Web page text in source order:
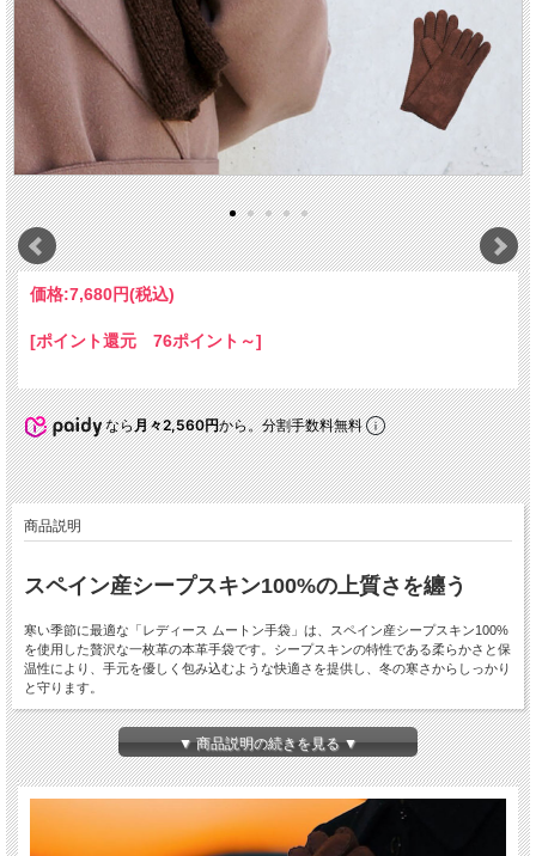
価格:7,680円(税込)
[ポイント還元 76ポイント～]
なら月々2,560円から。分割手数料無料
商品説明
スペイン産シープスキン100%の上質さを纏う
寒い季節に最適な「レディース ムートン手袋」は、スペイン産シープスキン100%
を使用した贅沢な一枚革の本革手袋です。シープスキンの特性である柔らかさと保
温性により、手元を優しく包み込むような快適さを提供し、冬の寒さからしっかり
と守ります。
シープスキンは、軽量で柔軟性が高く、自然な通気性を持つため、長時間の着用で
も蒸れにくく快適です。また、耐久性にも優れており、長く愛用できる高品質な手
袋としても評価されています。上質な素材を使用することで、デザインと機能性の
両方を実現した一品です。
このムートン手袋は、ビジネスやカジュアルスタイルにもぴったりのブラックとブ
ラウンの2色展開。シンプルで洗練されたデザインが、どんなシーンにもマッチ
▼ 商品説明の続きを見る ▼